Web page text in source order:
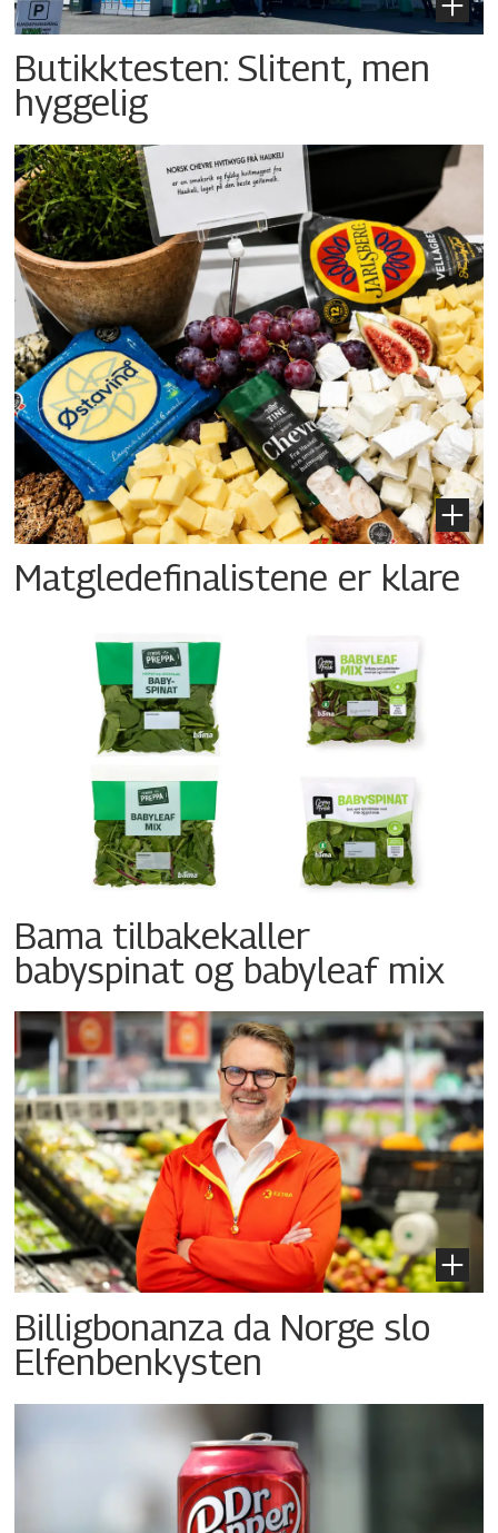
Butikktesten: Slitent, men
hyggelig
Matgledefinalistene er klare
Bama tilbakekaller
babyspinat og babyleaf mix
Billigbonanza da Norge slo
Elfenbenkysten